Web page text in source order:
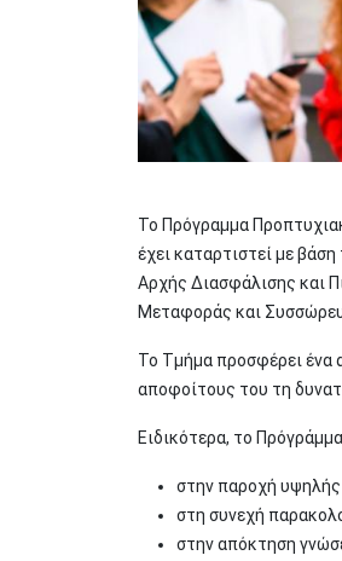
Το Πρόγραμμα
έχει καταρτιστεί με
Αρχής Διασφάλισης και
Μεταφοράς και
Το Τμήμα προσφέρει ένα
αποφοίτους του τη
Ειδικότερα, το
στην παροχή υψηλής
στη συνεχή
στην απόκτηση